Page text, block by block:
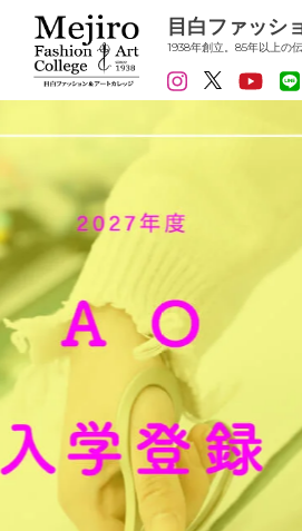
目白ファッシ
1938年創立。85年以上の